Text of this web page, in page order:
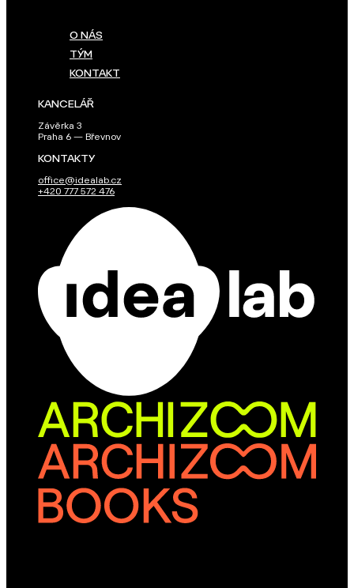
O NÁS
TÝM
KONTAKT
KANCELÁŘ
Závěrka 3
Praha 6 — Břevnov
KONTAKTY
office@idealab.cz
+420 777 572 476